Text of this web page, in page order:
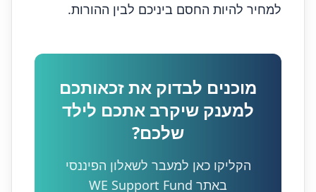
למחיר להיות החסם ביניכם לבין ההורות.
מוכנים לבדוק את זכאותכם
למענק שיקרב אתכם לילד
שלכם?
הקליקו כאן למעבר לשאלון הפיננסי
באתר WE Support Fund